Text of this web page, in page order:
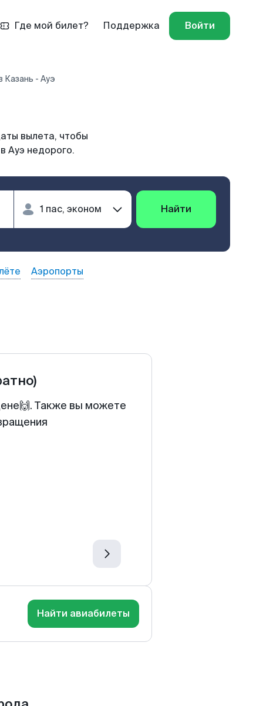
Где мой билет? Поддержка Войти
Казань - Ауэ
вылета, чтобы
Ауэ недорого.
Найти
Аэропорты
Также вы можете
Найти авиабилеты